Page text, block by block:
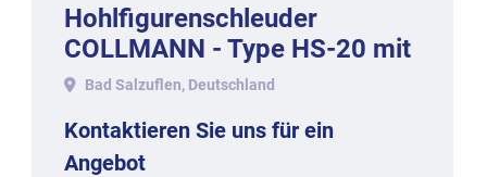
Hohlfigurenschleuder
COLLMANN - Type HS-20 mit
20 Magnetstationen.
Bad Salzuflen, Deutschland
Kontaktieren Sie uns für ein
Angebot